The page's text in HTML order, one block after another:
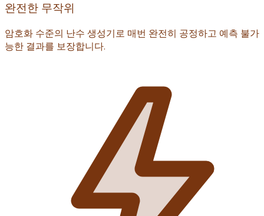
완전한 무작위
암호화 수준의 난수 생성기로 매번 완전히 공정하고 예측 불가
능한 결과를 보장합니다.